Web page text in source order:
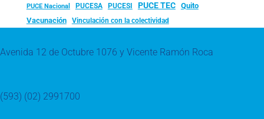
PUCE Nacional PUCESA PUCESI PUCE TEC
Quito
Vacunación
Vinculación con la colectividad
Avenida 12 de Octubre 1076 y Vicente Ramón Roca
(593) (02) 2991700